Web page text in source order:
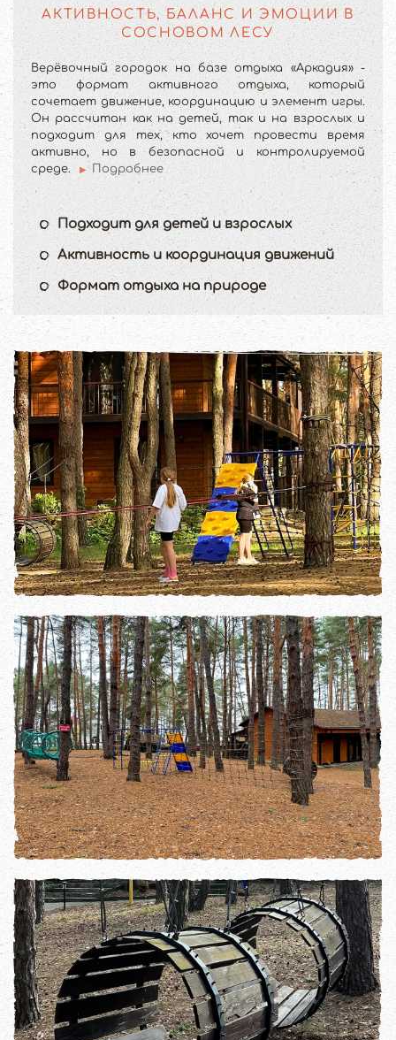
АКТИВНОСТЬ, БАЛАНС И ЭМОЦИИ В
СОСНОВОМ ЛЕСУ
Верёвочный городок на базе отдыха «Аркадия» -
это формат активного отдыха, который
сочетает движение, координацию и элемент игры.
Он рассчитан как на детей, так и на взрослых и
подходит для тех, кто хочет провести время
активно, но в безопасной и контролируемой
среде.
Подробнее
Подходит для детей и взрослых
Активность и координация движений
Формат отдыха на природе